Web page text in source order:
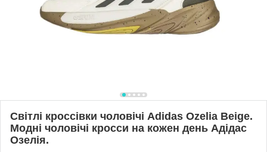
Світлі кроссівки чоловічі Adidas Ozelia Beige.
Модні чоловічі кросси на кожен день Адідас
Озелія.